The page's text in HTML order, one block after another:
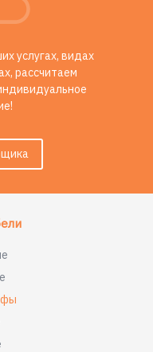
услугах, видах
рассчитаем